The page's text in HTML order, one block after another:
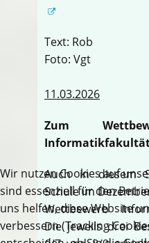
Text: Rob
Foto: Vgt
11.03.2026
Zum
Informatikfakultät
Auch in diesem
Schule im
Wettbewerb
Die jeweils drei
Wir nutzen Cookies auf
sind essenziell für den
uns helfen, diese Website
verbessern (Tracking